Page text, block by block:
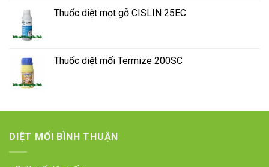
Thuốc diệt mọt gỗ CISLIN 25EC
Thuốc diệt mối Termize 200SC
DIỆT MỐI BÌNH THUẬN